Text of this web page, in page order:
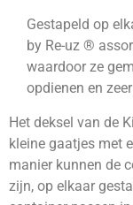
Gestapeld op
by Re-uz ®
waardoor ze
opdienen en zeer
Het deksel van de
kleine gaatjes met
manier kunnen de
zijn, op elkaar